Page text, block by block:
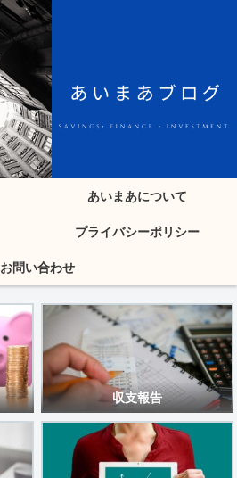
あいまあについて
プライバシーポリシー
お問い合わせ
収支報告